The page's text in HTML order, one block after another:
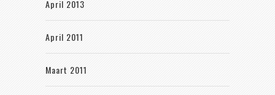
April 2013
April 2011
Maart 2011